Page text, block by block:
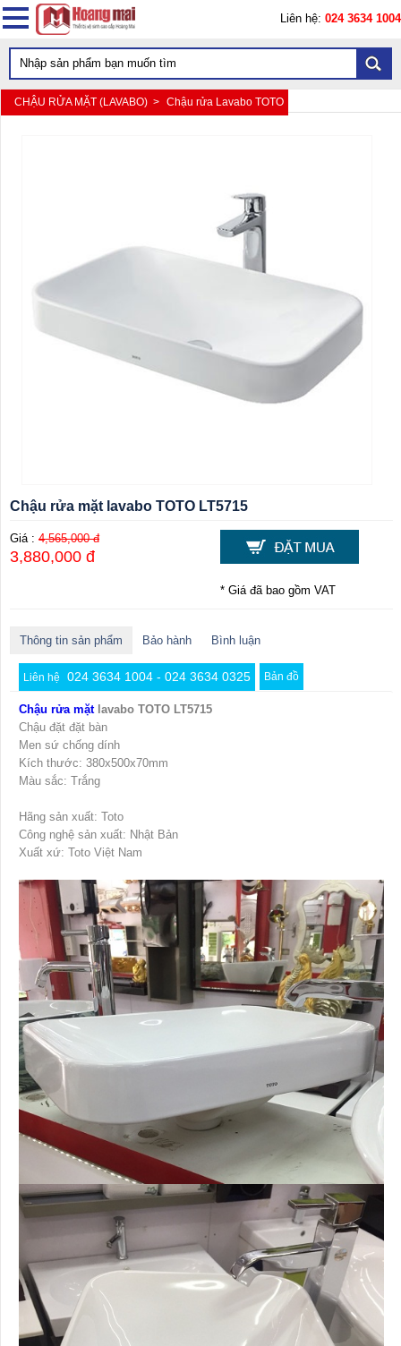
Liên hệ: 024 3634 1004
CHẬU RỬA MẶT (LAVABO) > Chậu rửa Lavabo TOTO
Chậu rửa mặt lavabo TOTO LT5715
Giá : 4,565,000 đ
3,880,000 đ
* Giá đã bao gồm VAT
Thông tin sản phẩm Bảo hành Bình luận
Liên hệ 024 3634 1004 - 024 3634 0325 Bản đồ
Chậu rửa mặtlavabo TOTO LT5715
Chậu đặt đặt bàn
Men sứ chống dính
Kích thước: 380x500x70mm
Màu sắc: Trắng
Hãng sản xuất: Toto
Công nghệ sản xuất: Nhật Bản
Xuất xứ: Toto Việt Nam